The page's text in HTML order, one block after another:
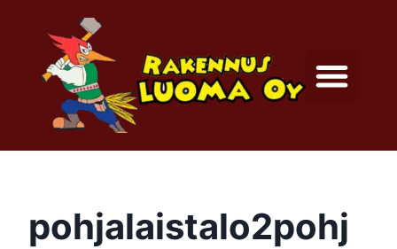
pohjalaistalo2pohj